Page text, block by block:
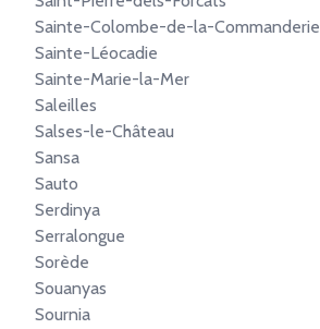
Sainte-Colombe-de-la-Commanderie
Sainte-Léocadie
Sainte-Marie-la-Mer
Saleilles
Salses-le-Château
Sansa
Sauto
Serdinya
Serralongue
Sorède
Souanyas
Sournia